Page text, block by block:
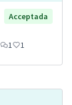
Acceptada
1 1